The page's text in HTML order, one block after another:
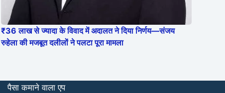
₹36 लाख से ज्यादा के विवाद में अदालत ने दिया निर्णय—संजय
रुहेला की मजबूत दलीलों ने पलटा पूरा मामला
पैसा कमाने वाला एप